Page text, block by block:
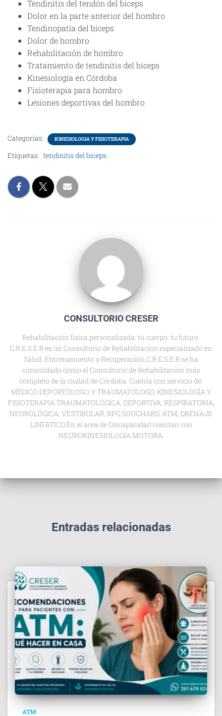
Tendinitis del tendón del bíceps
Dolor en la parte anterior del hombro
Tendinopatía del bíceps
Dolor de hombro
Rehabilitación de hombro
Tratamiento de tendinitis del bíceps
Kinesiología en Córdoba
Fisioterapia para hombro
Lesiones deportivas del hombro
Categorías: KINESIOLOGIA Y FISIOTERAPIA
Etiquetas: tendinitis del biceps
CONSULTORIO CRESER
Rehabilitación física personalizada: tu cuerpo, tu futuro.
C.R.E.S.E.R es un Consultorio de Rehabilitación especializado en
Salud, Entrenamiento y Recuperación.C.R.E.S.E.R se ha
consolidado como el Consultorio de Rehabilitación más
completo de la ciudad de Córdoba. Cuenta con servicio de:
MÉDICO DEPORTÓLOGO Y TRAUMATÓLOGO, KINESIOLOGÍA Y
FISIOTERAPIA TRAUMATOLÓGICA, DEPORTIVA, RESPIRATORIA,
NEUROLÓGICA, VESTIBULAR, RPG SOUCHARD, ATM, DRENAJE
LINFÁTICO.En el área de Discapacidad cuentan con
NEUROKINESIOLOGÍA MOTORA.
Entradas relacionadas
ATM